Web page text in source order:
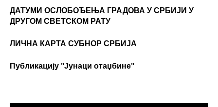
ДАТУМИ ОСЛОБОЂЕЊА ГРАДОВА У СРБИЈИ У
ДРУГОМ СВЕТСКОМ РАТУ
ЛИЧНА КАРТА СУБНОР СРБИЈА
Публикацију "Јунаци отаџбине"